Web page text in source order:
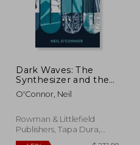
45%
dcto.
Dark Waves: The
Synthesizer and the
Dystopian Sound of
Britain (1977-80) (en
O'Connor, Neil
Rowman & Littlefield
Publishers, Tapa Dura,
Nuevo